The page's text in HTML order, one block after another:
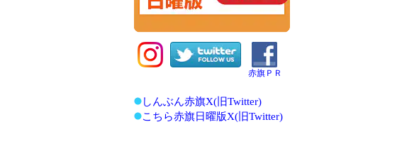
赤旗ＰＲ
しんぶん赤旗X(旧Twitter)
こちら赤旗日曜版X(旧Twitter)